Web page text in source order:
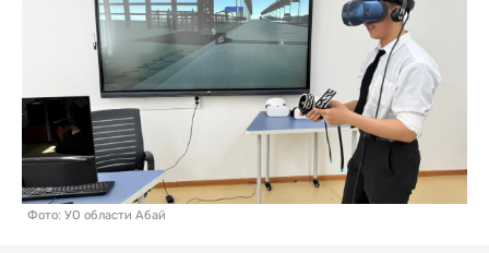
Фото: УО области Абай